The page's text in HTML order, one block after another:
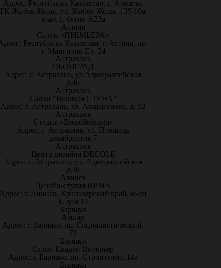
Адрес: Республика Казахстан, г. Алматы,
Жибек Жолы, ул. Жибек Жолы, 135/10а,
этаж 1, бутик А23а
Астана
Салон «ПРЕМЬЕРА»
Республика Казахстан, г. Астана, пр-
т. Мангилик Ел, 24
Астрахань
ОБОИГРАД
Адрес: г. Астрахань, ул.Адмиралтейская
д.46
Астрахань
Салон "Великая СТЕНА"
Адрес: г. Астрахань, ул. Ахшарумова, д. 52
Астрахань
Студия «Brend&design»
Адрес: г. Астрахань, ул. Площадь
декабристов 7
Астрахань
Центр дизайна DECOLE
Адрес: г. Астрахань, ул. Адмиралтейская
д.30
Ачинск
Дизайн-студия ИРМА
Адрес: г. Ачинск, Красноярский край, м-он
4, дом 14
Барнаул
Ампир
Адрес: г. Барнаул, пр. Социалистический,
78
Барнаул
Салон Квадро Интерьер
Адрес: г. Барнаул, пр. Строителей, 14а
Барнаул